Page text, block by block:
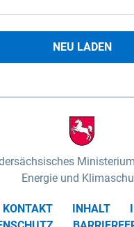
NEU LADEN
Energie und
KONTAKT INHALT